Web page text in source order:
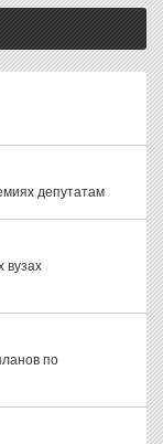
депутатам
вузах
по